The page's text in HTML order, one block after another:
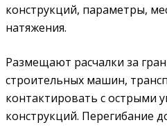
конструкций, параметры,
натяжения.
Размещают расчалки за
строительных машин,
контактировать с острыми
конструкций. Перегибание